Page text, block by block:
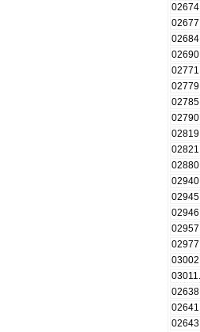
02674
02677
02684
02690
02771
02779
02785
02790
02819
02821
02880
02940
02945
02946
02957
02977
03002
03011
02638
02641
02643